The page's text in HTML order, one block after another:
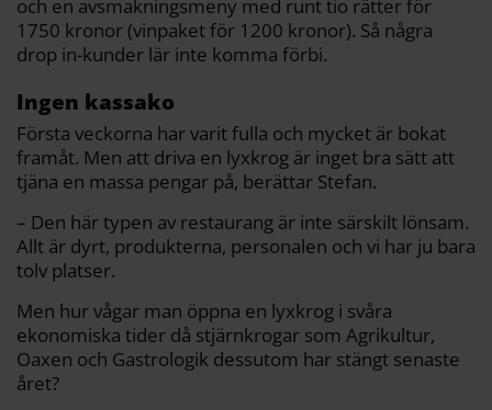
och en avsmakningsmeny med runt tio rätter för
1750 kronor (vinpaket för 1200 kronor). Så några
drop in-kunder lär inte komma förbi.
Ingen kassako
Första veckorna har varit fulla och mycket är bokat
framåt. Men att driva en lyxkrog är inget bra sätt att
tjäna en massa pengar på, berättar Stefan.
– Den här typen av restaurang är inte särskilt lönsam.
Allt är dyrt, produkterna, personalen och vi har ju bara
tolv platser.
Men hur vågar man öppna en lyxkrog i svåra
ekonomiska tider då stjärnkrogar som Agrikultur,
Oaxen och Gastrologik dessutom har stängt senaste
året?